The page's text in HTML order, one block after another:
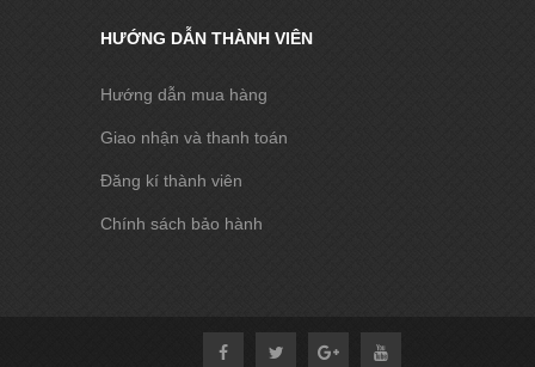
HƯỚNG DẪN THÀNH VIÊN
Hướng dẫn mua hàng
Giao nhận và thanh toán
Đăng kí thành viên
Chính sách bảo hành